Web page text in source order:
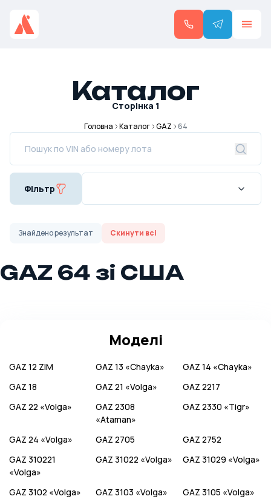
Каталог
Сторінка 1
Головна Каталог GAZ 64
Фільтр
Знайденорезультат Скинути всі
GAZ 64 зі США
Моделі
GAZ 12 ZIM GAZ 13 «Chayka» GAZ 14 «Chayka»
GAZ 18 GAZ 21 «Volga» GAZ 2217
GAZ 22 «Volga» GAZ 2308
«Ataman»
GAZ 2330 «Tigr»
GAZ 24 «Volga» GAZ 2705 GAZ 2752
GAZ 310221
«Volga»
GAZ 31022 «Volga» GAZ 31029 «Volga»
GAZ 3102 «Volga» GAZ 3103 «Volga» GAZ 3105 «Volga»